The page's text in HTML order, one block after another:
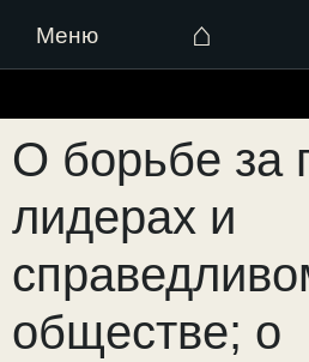
Меню ⌂
к
содержимому
О борьбе за
лидерах и
обществе; о